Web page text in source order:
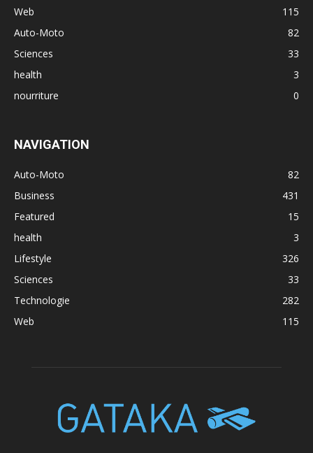
Web
115
Auto-Moto
82
Sciences
33
health
3
nourriture
0
NAVIGATION
Auto-Moto
82
Business
431
Featured
15
health
3
Lifestyle
326
Sciences
33
Technologie
282
Web
115